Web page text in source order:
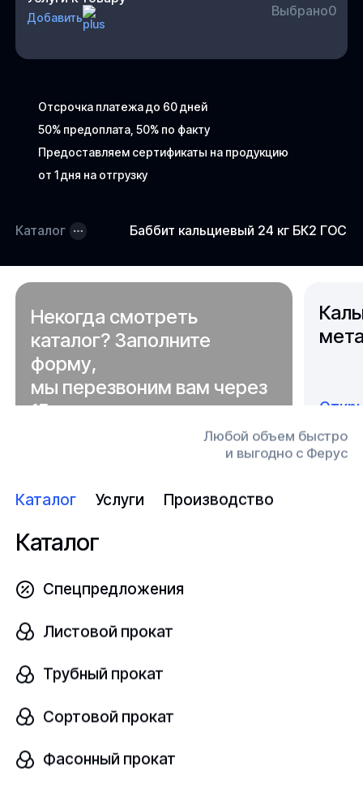
Любой объем быстро
и выгодно с Ферус
Каталог Услуги Производство
Каталог
Спецпредложения
Листовой прокат
Трубный прокат
Сортовой прокат
Фасонный прокат
Отсрочка платежа до 60 дней
50% предоплата, 50% по факту
Предоставляем сертификаты на продукцию
от 1 дня на отгрузку
Добавить Выбрано0
Каталог Баббит кальциевый 24 кг БК2 ГОСТ
Некогда смотреть
каталог? Заполните
форму,
мы перезвоним вам через
15 минут
Заполнить форму
предприятие, осуществляющее деятельность на
рынке металлопрокатной продукции, оборудования,
а также трубопроводной арматуры. Мы
осуществляем деятельность по продаже